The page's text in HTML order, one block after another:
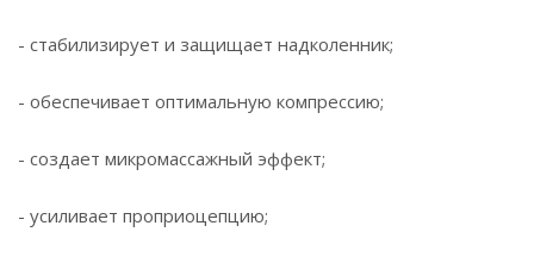
- стабилизирует и защищает надколенник;
- обеспечивает оптимальную компрессию;
- создает микромассажный эффект;
- усиливает проприоцепцию;